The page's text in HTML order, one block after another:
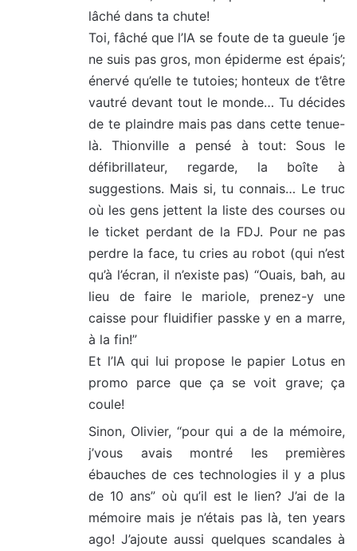
lâché dans ta chute!
Toi, fâché que l’IA se foute de ta gueule ‘je
ne suis pas gros, mon épiderme est épais’;
énervé qu’elle te tutoies; honteux de t’être
vautré devant tout le monde… Tu décides
de te plaindre mais pas dans cette tenue-
là. Thionville a pensé à tout: Sous le
défibrillateur, regarde, la boîte à
suggestions. Mais si, tu connais… Le truc
où les gens jettent la liste des courses ou
le ticket perdant de la FDJ. Pour ne pas
perdre la face, tu cries au robot (qui n’est
qu’à l’écran, il n’existe pas) “Ouais, bah, au
lieu de faire le mariole, prenez-y une
caisse pour fluidifier passke y en a marre,
à la fin!”
Et l’IA qui lui propose le papier Lotus en
promo parce que ça se voit grave; ça
coule!
Sinon, Olivier, “pour qui a de la mémoire,
j’vous avais montré les premières
ébauches de ces technologies il y a plus
de 10 ans” où qu’il est le lien? J’ai de la
mémoire mais je n’étais pas là, ten years
ago! J’ajoute aussi quelques scandales à